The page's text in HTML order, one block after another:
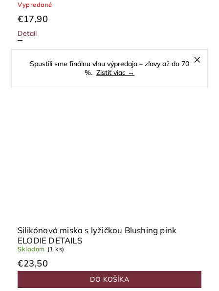
Spustili sme finálnu vlnu výpredaja – zľavy až do 70
%. Zistiť viac →
Vypredané
€17,90
Detail
Silikónová miska s lyžičkou Blushing pink
ELODIE DETAILS
Skladom (1 ks)
€23,50
DO KOŠÍKA